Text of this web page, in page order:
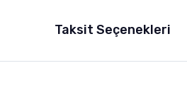
Taksit Seçenekleri